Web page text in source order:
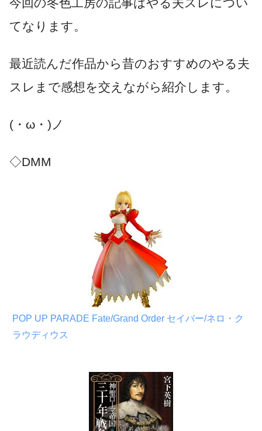
てなります。
最近読んだ作品から昔のおすすめのやる夫
スレまで感想を交えながら紹介します。
(・ω・)ノ
◇DMM
POP UP PARADE Fate/Grand Order セイバー/ネロ・ク
ラウディウス